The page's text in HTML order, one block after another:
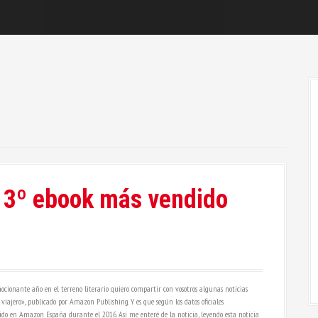
ebook más vendido
año en el terreno literario quiero compartir con vosotros algunas noticias
publicado por Amazon Publishing. Y es que según los datos oficiales
en Amazon España durante el 2016. Así me enteré de la noticia, leyendo esta noticia